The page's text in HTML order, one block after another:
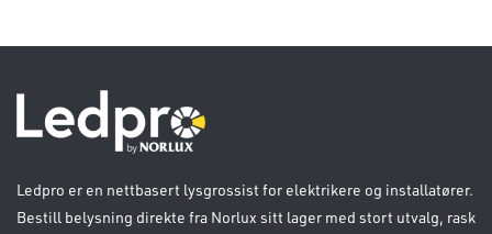
Ledpro er en nettbasert lysgrossist for elektrikere og installatører.
Bestill belysning direkte fra Norlux sitt lager med stort utvalg, rask